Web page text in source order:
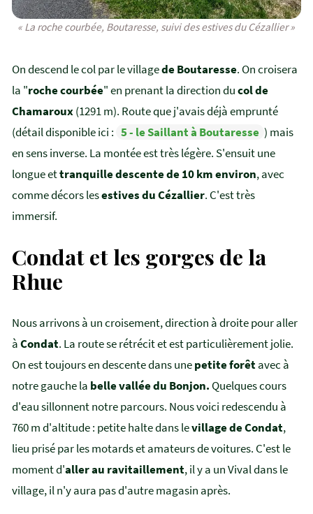
« La roche courbée, Boutaresse, suivi des estives du Cézallier »
On descend le col par le villagede Boutaresse. On croisera
la "roche courbée" en prenant la direction ducol de
Chamaroux(1291 m). Route que j'avais déjà emprunté
(détail disponible ici : 5 - le Saillant à Boutaresse ) mais
en sens inverse. La montée est très légère. S'ensuit une
longue ettranquille descente de 10 km environ, avec
comme décors lesestives du Cézallier. C'est très
immersif.
Condat et les gorges de la
Rhue
Nous arrivons à un croisement, direction à droite pour aller
àCondat. La route se rétrécit et est particulièrement jolie.
On est toujours en descente dans unepetite forêtavec à
notre gauche la belle vallée du Bonjon.Quelques cours
d'eau sillonnent notre parcours. Nous voici redescendu à
760 m d'altitude : petite halte dans levillage de Condat,
lieu prisé par les motards et amateurs de voitures. C'est le
moment d'aller au ravitaillement, il y a un Vival dans le
village, il n'y aura pas d'autre magasin après.